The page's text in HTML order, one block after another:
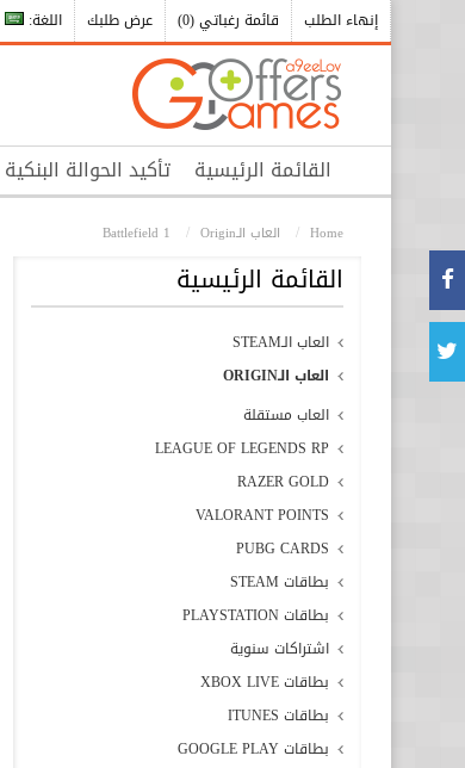
عرض طلبك قائمة رغباتي (0) إنهاء الطلب اللغة:
القائمة الرئيسية تأكيد الحوالة البنكية
Home العاب الـOrigin Battlefield 1
القائمة الرئيسية
العاب الـSTEAM
العاب الـORIGIN
العاب مستقلة
LEAGUE OF LEGENDS RP
RAZER GOLD
VALORANT POINTS
PUBG CARDS
بطاقات STEAM
بطاقات PLAYSTATION
اشتراكات سنوية
بطاقات XBOX LIVE
بطاقات ITUNES
بطاقات GOOGLE PLAY